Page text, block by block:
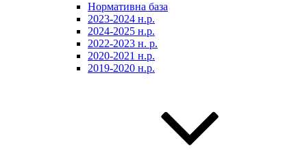
Нормативна база
2023-2024 н.р.
2024-2025 н.р.
2022-2023 н. р.
2020-2021 н.р.
2019-2020 н.р.